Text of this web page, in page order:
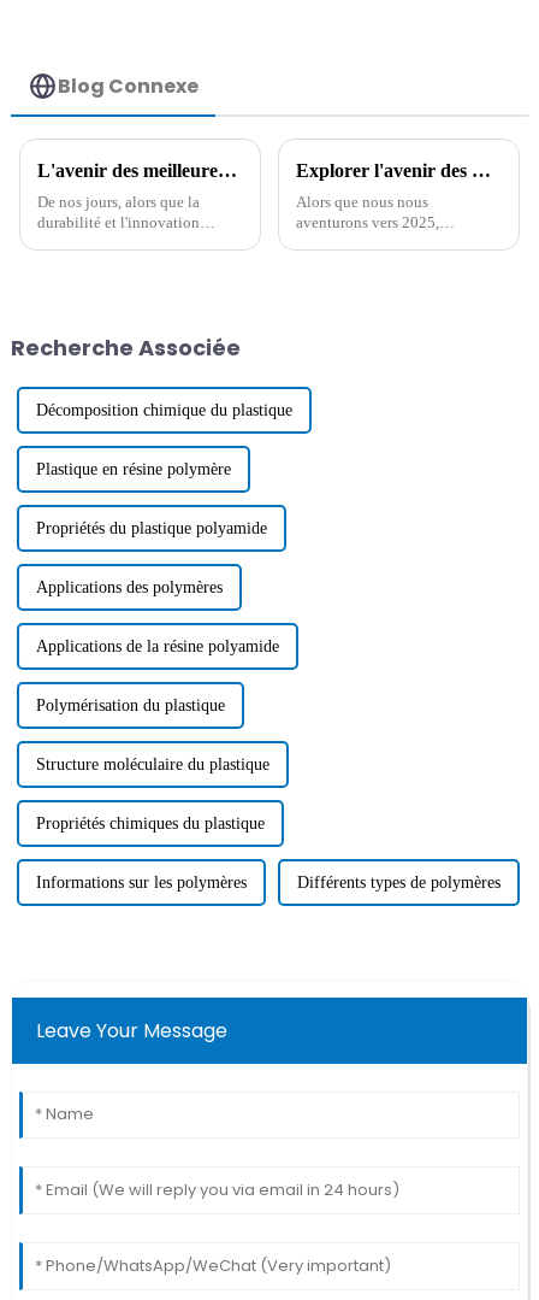
Blog Connexe
L'avenir des meilleures innovations en matière de plastique composite façonne une fabrication durable
De nos jours, alors que la
durabilité et l'innovation
Explorer l'avenir des meilleurs composés ESD dans les technologies antistatiques à faible humidité et leurs alternatives pour 2025
Alors que nous nous
aventurons vers 2025,
Recherche Associée
Décomposition chimique du plastique
Plastique en résine polymère
Propriétés du plastique polyamide
Applications des polymères
Applications de la résine polyamide
Polymérisation du plastique
Structure moléculaire du plastique
Propriétés chimiques du plastique
Informations sur les polymères Différents types de polymères
Leave Your Message